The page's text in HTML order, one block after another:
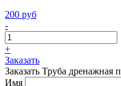
200 руб
-
+
Заказать
Заказать Труба дренажная
Имя